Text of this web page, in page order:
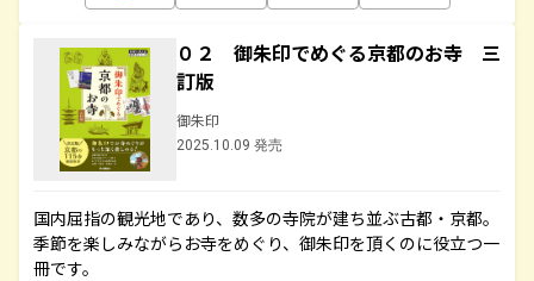
０２ 御朱印でめぐる京都のお寺 三
訂版
御朱印
2025.10.09 発売
国内屈指の観光地であり、数多の寺院が建ち並ぶ古都・京都。
季節を楽しみながらお寺をめぐり、御朱印を頂くのに役立つ一
冊です。